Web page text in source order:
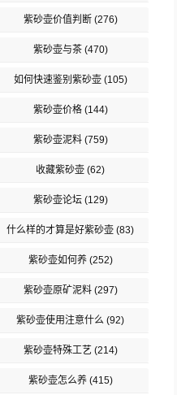
紫砂壶价值判断(276)
紫砂壶与茶(470)
如何快速鉴别紫砂壶(105)
紫砂壶价格(144)
紫砂壶泥料(759)
收藏紫砂壶 (62)
紫砂壶论坛(129)
什么样的才算是好紫砂壶 (83)
紫砂壶如何养(252)
紫砂壶原矿泥料(297)
紫砂壶使用注意什么 (92)
紫砂壶特殊工艺(214)
紫砂壶怎么养(415)